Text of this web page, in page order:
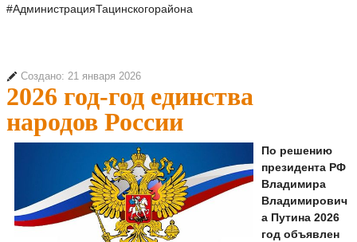
#АдминистрацияТацинскогорайона
Создано: 21 января 2026
2026 год-год единства
народов России
По решению
президента РФ
Владимира
Владимирович
а Путина 2026
год объявлен